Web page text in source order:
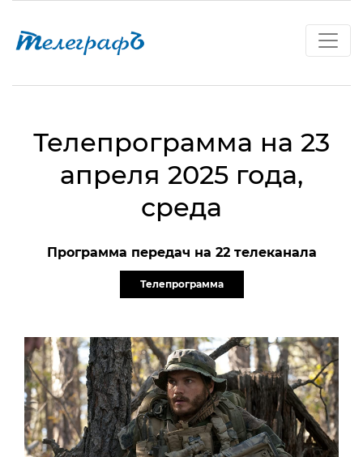
Телепрограмма на 23
апреля 2025 года,
среда
Программа передач на 22 телеканала
Телепрограмма